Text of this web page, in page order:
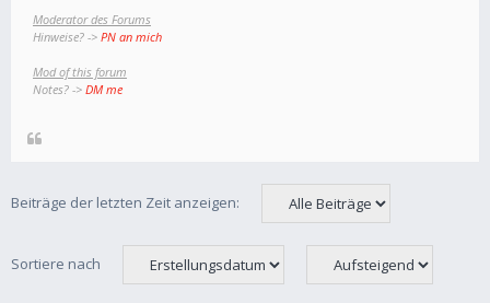
Moderator des Forums
Hinweise? -> PN an mich
Mod of this forum
Notes? -> DM me
Beiträge der letzten Zeit anzeigen:
Sortiere nach